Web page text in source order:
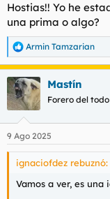
:
Hostias!! Yo he
una prima o algo?
R
e
a
c
c
i
e
s
Armin Tamzarian
Mastín
Forero del
9 Ago 2025
ignaciofdez rebuznó:
Vamos a ver, es